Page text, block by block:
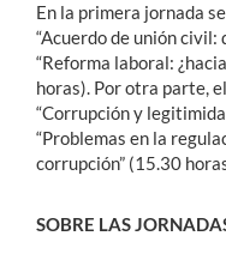
En la primera jornada
“Acuerdo de unión
“Reforma laboral:
horas). Por otra parte,
“Corrupción y
“Problemas en la
corrupción” (15.30
SOBRE LAS